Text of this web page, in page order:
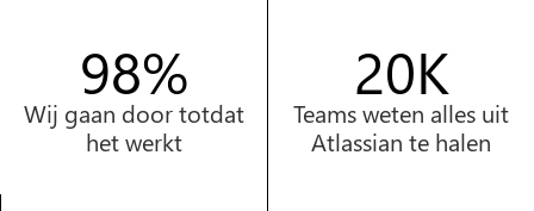
100%
Wij gaan door totdat
het werkt
20K
Teams weten alles uit
Atlassian te halen